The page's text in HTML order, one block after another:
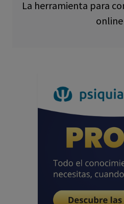
La herramienta para
online